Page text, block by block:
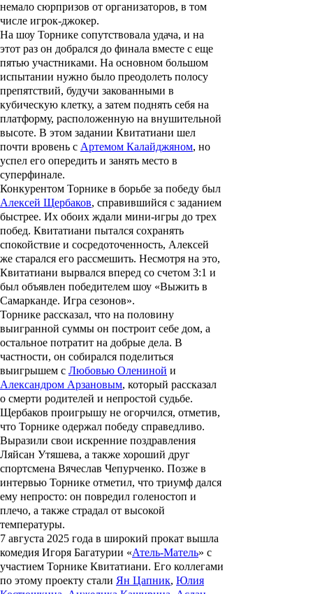
немало сюрпризов от организаторов, в том
числе игрок-джокер.
На шоу Торнике сопутствовала удача, и на
этот раз он добрался до финала вместе с еще
пятью участниками. На основном большом
испытании нужно было преодолеть полосу
препятствий, будучи закованными в
кубическую клетку, а затем поднять себя на
платформу, расположенную на внушительной
высоте. В этом задании Квитатиани шел
почти вровень с Артемом Калайджяном, но
успел его опередить и занять место в
суперфинале.
Конкурентом Торнике в борьбе за победу был
Алексей Щербаков, справившийся с заданием
быстрее. Их обоих ждали мини-игры до трех
побед. Квитатиани пытался сохранять
спокойствие и сосредоточенность, Алексей
же старался его рассмешить. Несмотря на это,
Квитатиани вырвался вперед со счетом 3:1 и
был объявлен победителем шоу «Выжить в
Самарканде. Игра сезонов».
Торнике рассказал, что на половину
выигранной суммы он построит себе дом, а
остальное потратит на добрые дела. В
частности, он собирался поделиться
выигрышем с Любовью Олениной и
Александром Арзановым, который рассказал
о смерти родителей и непростой судьбе.
Щербаков проигрышу не огорчился, отметив,
что Торнике одержал победу справедливо.
Выразили свои искренние поздравления
Ляйсан Утяшева, а также хороший друг
спортсмена Вячеслав Чепурченко. Позже в
интервью Торнике отметил, что триумф дался
ему непросто: он повредил голеностоп и
плечо, а также страдал от высокой
температуры.
7 августа 2025 года в широкий прокат вышла
комедия Игоря Багатурии «Атель-Матель» с
участием Торнике Квитатиани. Его коллегами
по этому проекту стали Ян Цапник, Юлия